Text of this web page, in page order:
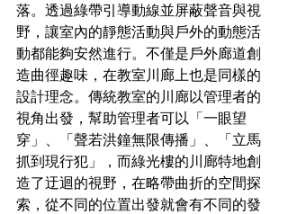
落。透過綠帶引導動線並屏蔽聲音與視
野，讓室內的靜態活動與戶外的動態活
動都能夠安然進行。不僅是戶外廊道創
造曲徑趣味，在教室川廊上也是同樣的
設計理念。傳統教室的川廊以管理者的
視角出發，幫助管理者可以「一眼望
穿」、「聲若洪鐘無限傳播」、「立馬
抓到現行犯」，而綠光樓的川廊特地創
造了迂迴的視野，在略帶曲折的空間探
索，從不同的位置出發就會有不同的發